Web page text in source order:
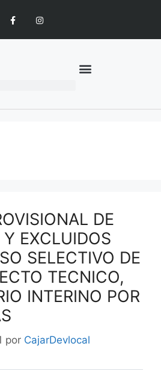
DE
EXCLUIDOS
SELECTIVO DE
TECNICO,
INTERINO POR
por CajarDevlocal